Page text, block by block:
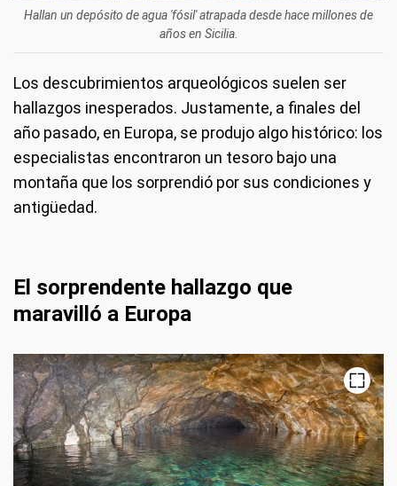
Hallan un depósito de agua 'fósil' atrapada desde hace millones de
años en Sicilia.
Los descubrimientos arqueológicos suelen ser
hallazgos inesperados. Justamente, a finales del
año pasado, en Europa, se produjo algo histórico: los
especialistas encontraron un tesoro bajo una
montaña que los sorprendió por sus condiciones y
antigüedad.
El sorprendente hallazgo que
maravilló a Europa